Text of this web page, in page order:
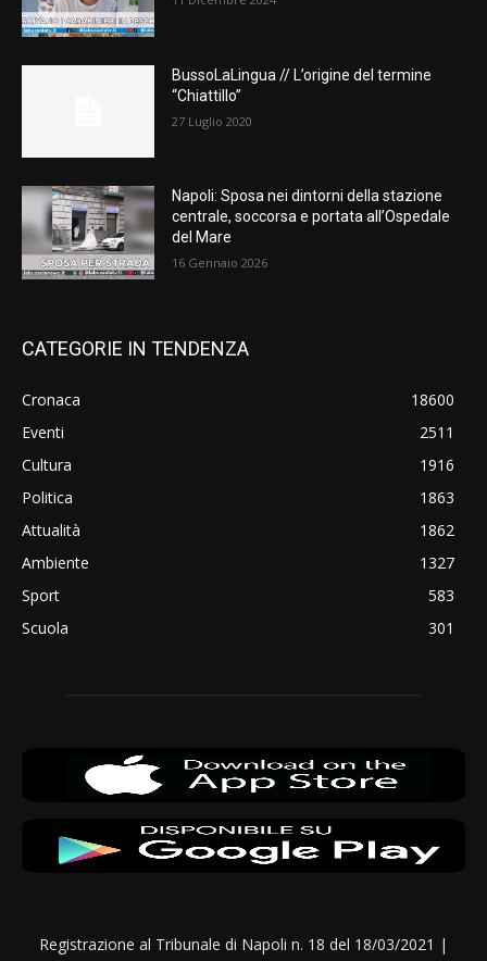
BussoLaLingua // L’origine del termine
“Chiattillo”
27 Luglio 2020
Napoli: Sposa nei dintorni della stazione
centrale, soccorsa e portata all’Ospedale
del Mare
16 Gennaio 2026
CATEGORIE IN TENDENZA
Cronaca
18600
Eventi
2511
Cultura
1916
Politica
1863
Attualità
1862
Ambiente
1327
Sport
583
Scuola
301
Registrazione al Tribunale di Napoli n. 18 del 18/03/2021 |